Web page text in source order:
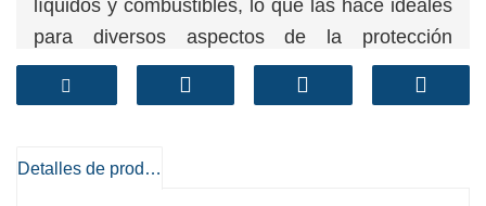
líquidos y combustibles, lo que las hace ideales
para diversos aspectos de la protección
ambiental, el control del agua y la gestión de
residuos.
Detalles de producto